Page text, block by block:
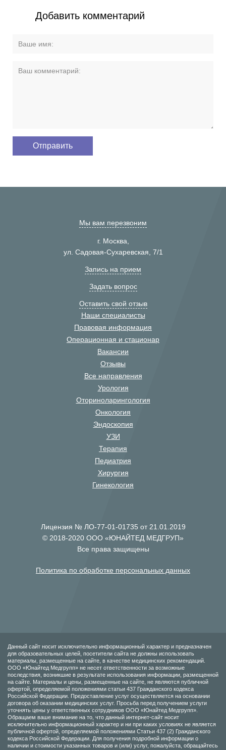
Добавить комментарий
Мы вам перезвоним
г. Москва,
ул. Садовая-Сухаревская, 7/1
Запись на прием
Задать вопрос
Оставить свой отзыв
Наши специалисты
Правовая информация
Операционная и стационар
Вакансии
Отзывы
Все направления
Урология
Оториноларингология
Онкология
Эндоскопия
УЗИ
Терапия
Педиатрия
Хирургия
Гинекология
Лицензия № ЛО-77-01-01735 от 21.01.2019
© 2018-2020 ООО «ЮНАЙТЕД МЕДГРУП»
Все права защищены
Политика по обработке персональных данных
Данный сайт носит исключительно информационный характер и предназначен
для образовательных целей, посетители сайта не должны использовать
материалы, размещенные на сайте, в качестве медицинских рекомендаций.
ООО «Юнайтед Медгрупп» не несет ответственности за возможные
последствия, возникшие в результате использования информации, размещенной
на сайте. Материалы и цены, размещенные на сайте, не являются публичной
офертой, определяемой положениями статьи 437 Гражданского кодекса
Российской Федерации. Предоставление услуг осуществляется на основании
договора об оказании медицинских услуг. Просьба перед получением услуги
уточнять цены у ответственных сотрудников ООО «Юнайтед Медгрупп».
Обращаем ваше внимание на то, что данный интернет-сайт носит
исключительно информационный характер и ни при каких условиях не является
публичной офертой, определяемой положениями Статьи 437 (2) Гражданского
кодекса Российской Федерации. Для получения подробной информации о
наличии и стоимости указанных товаров и (или) услуг, пожалуйста, обращайтесь